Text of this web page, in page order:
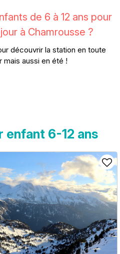
de 6 à 12 ans pour
à Chamrousse ?
découvrir la station en toute
mais aussi en été !
enfant 6-12 ans